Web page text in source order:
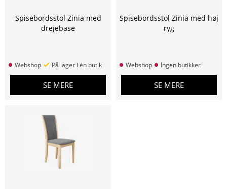
Spisebordsstol Zinia med
drejebase
Webshop På lager i én butik
SE MERE
Spisebordsstol Zinia med høj
ryg
Webshop Ingen butikker
SE MERE